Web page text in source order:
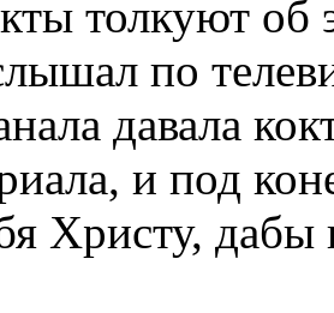
толкуют об
по
давала
и под
Христу,